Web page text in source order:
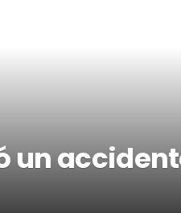
un